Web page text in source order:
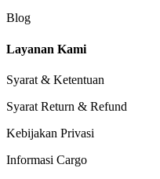
Blog
Layanan Kami
Syarat & Ketentuan
Syarat Return & Refund
Kebijakan Privasi
Informasi Cargo